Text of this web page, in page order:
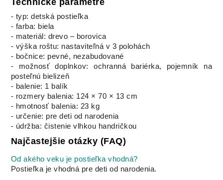
- typ: detská postieľka
- farba: biela
- materiál: drevo – borovica
- výška roštu: nastaviteľná v 3 polohách
- bočnice: pevné, nezabudované
- možnosť doplnkov: ochranná bariérka, pojemník na
posteľnú bielizeň
- balenie: 1 balík
- rozmery balenia: 124 × 70 × 13 cm
- hmotnosť balenia: 23 kg
- určenie: pre deti od narodenia
- údržba: čistenie vlhkou handričkou
Najčastejšie otázky (FAQ)
Od akého veku je postieľka vhodná?
Postieľka je vhodná pre deti od narodenia.